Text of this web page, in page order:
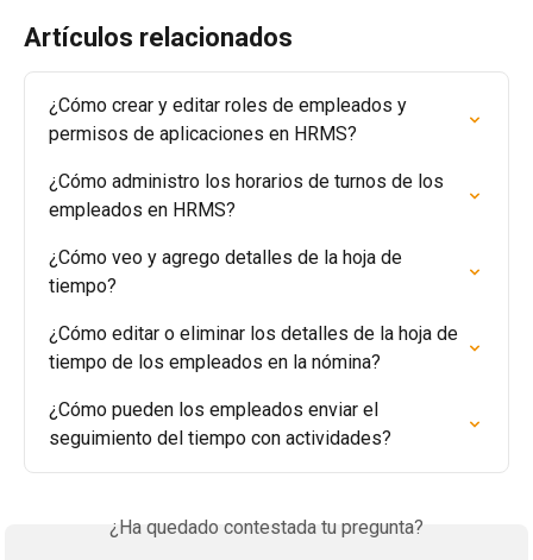
Artículos relacionados
¿Cómo crear y editar roles de empleados y
permisos de aplicaciones en HRMS?
¿Cómo administro los horarios de turnos de los
empleados en HRMS?
¿Cómo veo y agrego detalles de la hoja de
tiempo?
¿Cómo editar o eliminar los detalles de la hoja de
tiempo de los empleados en la nómina?
¿Cómo pueden los empleados enviar el
seguimiento del tiempo con actividades?
¿Ha quedado contestada tu pregunta?